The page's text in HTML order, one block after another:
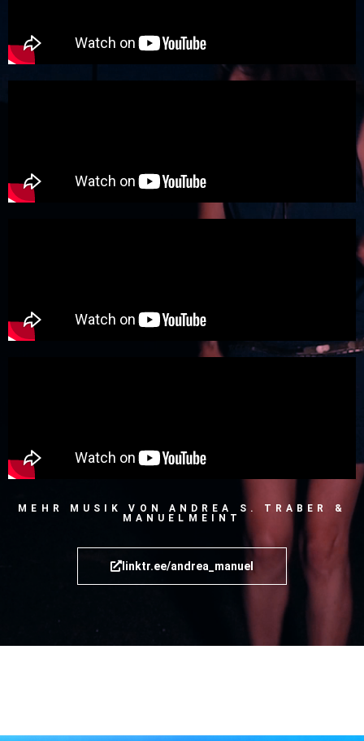
MEHR MUSIK VON ANDREA S. TRABER &
MANUELMEINT
linktr.ee/andrea_manuel